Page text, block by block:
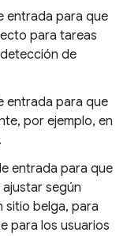
entrada para que
para tareas
de
entrada para que
por ejemplo, en
entrada para que
según
sitio belga, para
para los usuarios